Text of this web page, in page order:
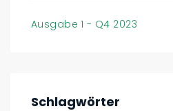
Ausgabe 1 - Q4 2023
Schlagwörter